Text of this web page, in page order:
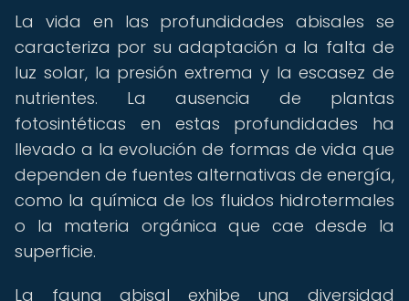
La vida en las profundidades abisales se
caracteriza por su adaptación a la falta de
luz solar, la presión extrema y la escasez de
nutrientes. La ausencia de plantas
fotosintéticas en estas profundidades ha
llevado a la evolución de formas de vida que
dependen de fuentes alternativas de energía,
como la química de los fluidos hidrotermales
o la materia orgánica que cae desde la
superficie.
La fauna abisal exhibe una diversidad